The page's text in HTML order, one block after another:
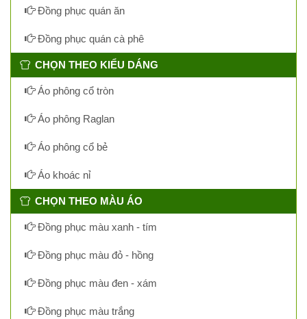
Đồng phục quán ăn
Đồng phục quán cà phê
CHỌN THEO KIỂU DÁNG
Áo phông cổ tròn
Áo phông Raglan
Áo phông cổ bẻ
Áo khoác nỉ
CHỌN THEO MÀU ÁO
Đồng phục màu xanh - tím
Đồng phục màu đỏ - hồng
Đồng phục màu đen - xám
Đồng phục màu trắng